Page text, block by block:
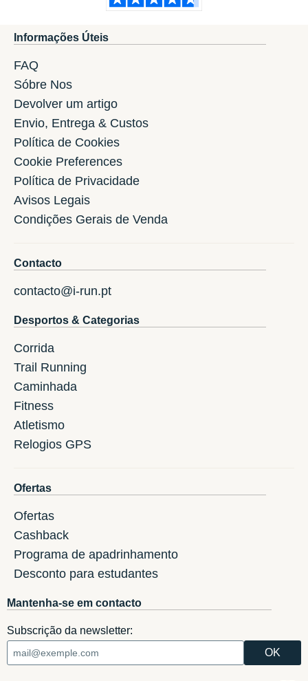
Informações Úteis
FAQ
Sóbre Nos
Devolver um artigo
Envio, Entrega & Custos
Política de Cookies
Cookie Preferences
Política de Privacidade
Avisos Legais
Condições Gerais de Venda
Contacto
contacto@i-run.pt
Desportos & Categorias
Corrida
Trail Running
Caminhada
Fitness
Atletismo
Relogios GPS
Ofertas
Ofertas
Cashback
Programa de apadrinhamento
Desconto para estudantes
Mantenha-se em contacto
Subscrição da newsletter: